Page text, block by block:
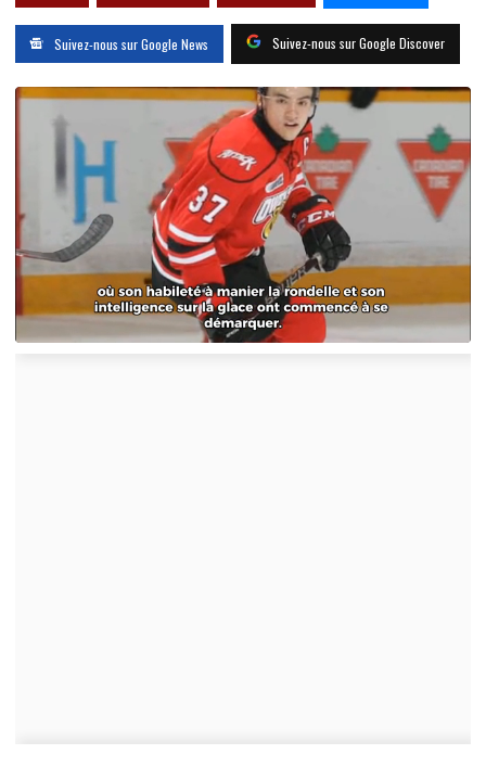
Suivez-nous sur Google News Suivez-nous sur Google Discover